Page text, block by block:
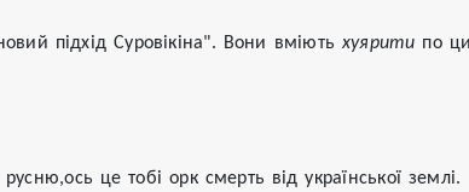
підхід Суровікіна". Вони вміють хуярити по
русню,ось це тобі орк смерть від української землі.